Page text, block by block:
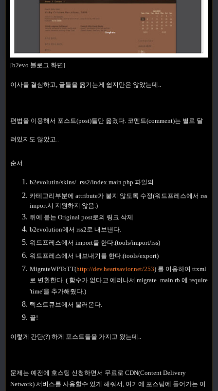
[b2evo 블로그 화면]
이사를 결심하고, 글들을 옮기는게 쉽지만은 않았는데..
편법을 이용해서 포스트(post)들만 옮겼다. 코멘트(comment)는 별로 달
려있지도 않았고..
순서.
b2evolutin/skins/_rss2/index.main.php 파일의
카테고리부분에 attribute가 붙지 않도록 수정(워드프레스에서 rss
import시 지원하지 않음.)
뒤에 붙는 Original post로의 링크 삭제
b2evolution에서 rss2로 내보낸다.
워드프레스에서 import를 한다.(tools/import/rss)
워드프레스에서 내보내기를 한다.(tools/export)
MigrateWPToTT(http://dev.heartsavior.net/253) 를 이용하여 ttxml
로 변환한다. ( 함수가 없다고 에러나서 migrate_main.rb 에 require
'time'을 추가해줬다.)
텍스트큐브에서 불러온다.
끝!
이렇게 간단(?) 하게 포스트들을 가지고 왔는데..
문제는 예전에 호스팅 신청하면서 무료로 CDN(Content Delivery
Network) 서비스를 사용할수 있게 해줘서, 여기에 포스팅에 들어가는 이